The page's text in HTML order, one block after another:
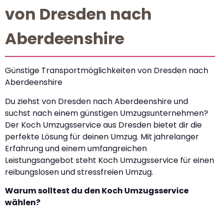
von Dresden nach
Aberdeenshire
Günstige Transportmöglichkeiten von Dresden nach
Aberdeenshire
Du ziehst von Dresden nach Aberdeenshire und
suchst nach einem günstigen Umzugsunternehmen?
Der Koch Umzugsservice aus Dresden bietet dir die
perfekte Lösung für deinen Umzug. Mit jahrelanger
Erfahrung und einem umfangreichen
Leistungsangebot steht Koch Umzugsservice für einen
reibungslosen und stressfreien Umzug.
Warum solltest du den Koch Umzugsservice
wählen?